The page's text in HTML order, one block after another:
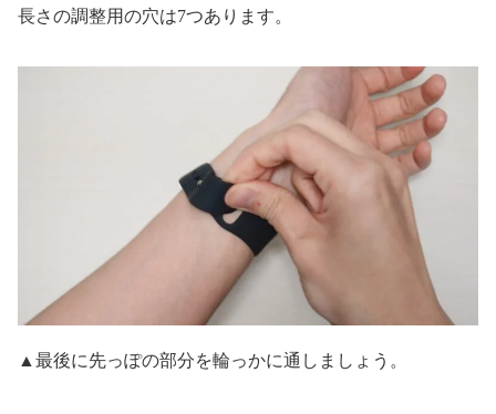
長さの調整用の穴は7つあります。
▲最後に先っぽの部分を輪っかに通しましょう。